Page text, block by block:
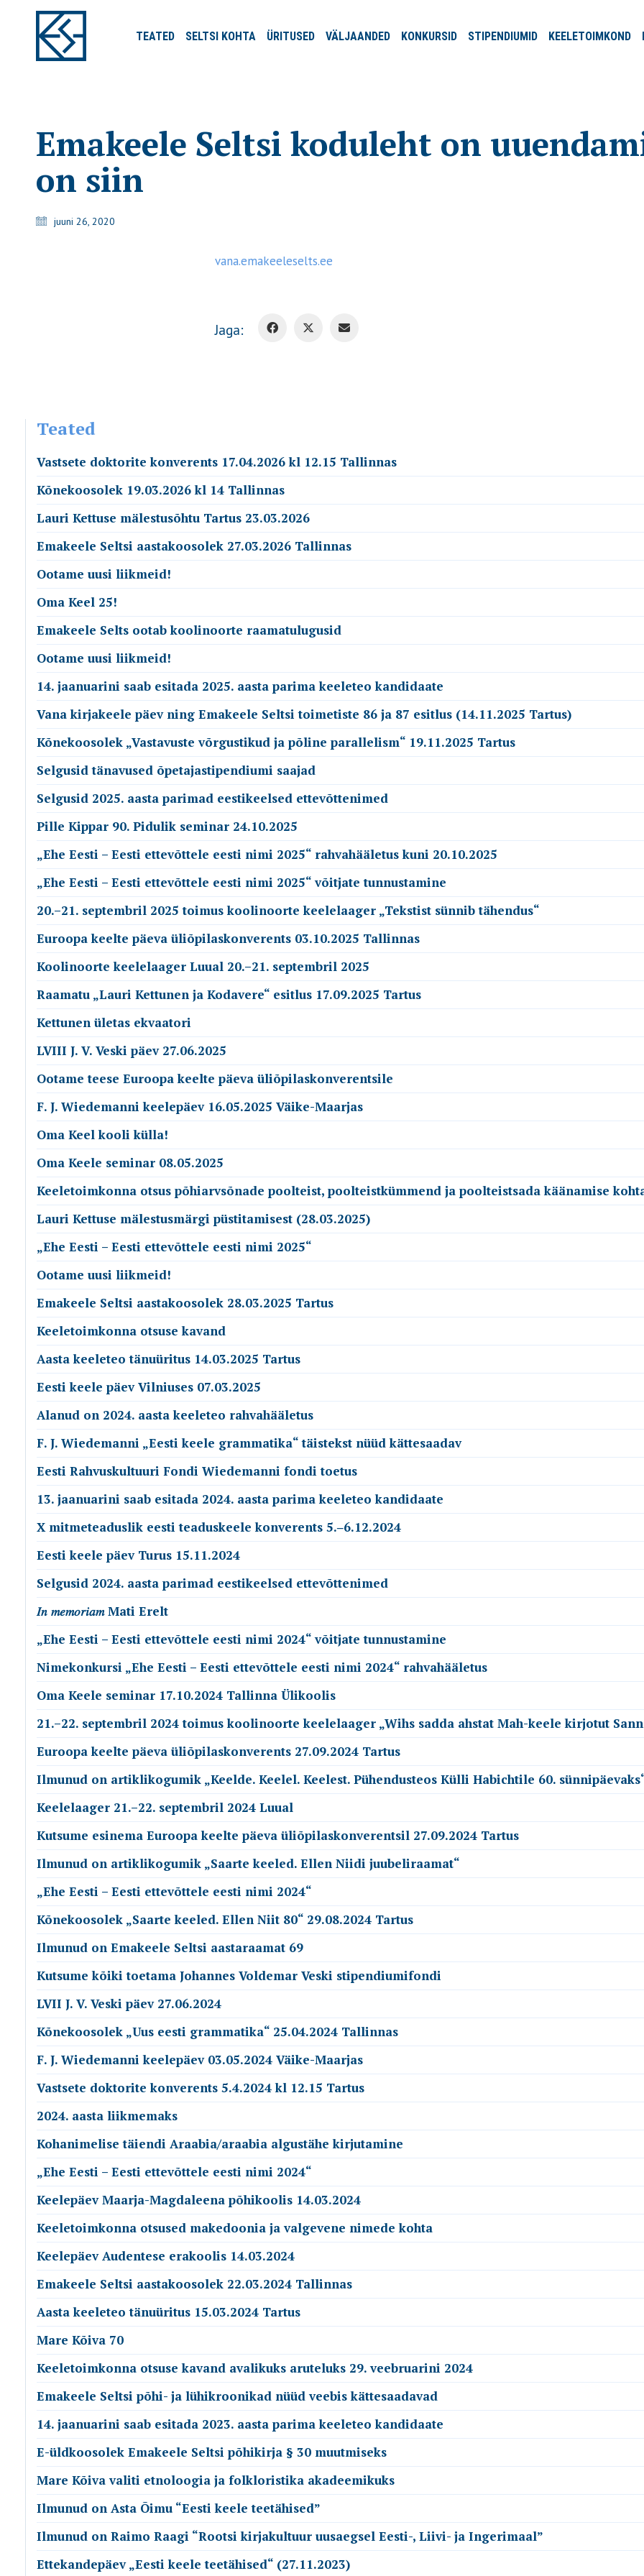
TEATED SELTSI KOHTA ÜRITUSED VÄLJAANDED KONKURSID STIPENDIUMID KEELETOIMKOND
Emakeele Seltsi koduleht on
on siin
juuni 26, 2020
vana.emakeeleselts.ee
Jaga:
Teated
Vastsete doktorite konverents 17.04.2026 kl 12.15 Tallinnas
Kõnekoosolek 19.03.2026 kl 14 Tallinnas
Lauri Kettuse mälestusõhtu Tartus 23.03.2026
Emakeele Seltsi aastakoosolek 27.03.2026 Tallinnas
Ootame uusi liikmeid!
Oma Keel 25!
Emakeele Selts ootab koolinoorte raamatulugusid
Ootame uusi liikmeid!
14. jaanuarini saab esitada 2025. aasta parima keeleteo kandidaate
Vana kirjakeele päev ning Emakeele Seltsi toimetiste 86 ja 87 esitlus (14.11.2025 Tartus)
Kõnekoosolek „Vastavuste võrgustikud ja põline parallelism“ 19.11.2025 Tartus
Selgusid tänavused õpetajastipendiumi saajad
Selgusid 2025. aasta parimad eestikeelsed ettevõttenimed
Pille Kippar 90. Pidulik seminar 24.10.2025
„Ehe Eesti – Eesti ettevõttele eesti nimi 2025“ rahvahääletus kuni 20.10.2025
„Ehe Eesti – Eesti ettevõttele eesti nimi 2025“ võitjate tunnustamine
20.–21. septembril 2025 toimus koolinoorte keelelaager „Tekstist sünnib tähendus“
Euroopa keelte päeva üliõpilaskonverents 03.10.2025 Tallinnas
Koolinoorte keelelaager Luual 20.–21. septembril 2025
Raamatu „Lauri Kettunen ja Kodavere“ esitlus 17.09.2025 Tartus
Kettunen ületas ekvaatori
LVIII J. V. Veski päev 27.06.2025
Ootame teese Euroopa keelte päeva üliõpilaskonverentsile
F. J. Wiedemanni keelepäev 16.05.2025 Väike-Maarjas
Oma Keel kooli külla!
Oma Keele seminar 08.05.2025
Keeletoimkonna otsus põhiarvsõnade poolteist, poolteistkümmend ja poolteistsada käänamise
Lauri Kettuse mälestusmärgi püstitamisest (28.03.2025)
„Ehe Eesti – Eesti ettevõttele eesti nimi 2025“
Ootame uusi liikmeid!
Emakeele Seltsi aastakoosolek 28.03.2025 Tartus
Keeletoimkonna otsuse kavand
Aasta keeleteo tänuüritus 14.03.2025 Tartus
Eesti keele päev Vilniuses 07.03.2025
Alanud on 2024. aasta keeleteo rahvahääletus
F. J. Wiedemanni „Eesti keele grammatika“ täistekst nüüd kättesaadav
Eesti Rahvuskultuuri Fondi Wiedemanni fondi toetus
13. jaanuarini saab esitada 2024. aasta parima keeleteo kandidaate
X mitmeteaduslik eesti teaduskeele konverents 5.‒6.12.2024
Eesti keele päev Turus 15.11.2024
Selgusid 2024. aasta parimad eestikeelsed ettevõttenimed
𝐼𝑛 𝑚𝑒𝑚𝑜𝑟𝑖𝑎𝑚 Mati Erelt
„Ehe Eesti – Eesti ettevõttele eesti nimi 2024“ võitjate tunnustamine
Nimekonkursi „Ehe Eesti – Eesti ettevõttele eesti nimi 2024“ rahvahääletus
Oma Keele seminar 17.10.2024 Tallinna Ülikoolis
21.–22. septembril 2024 toimus koolinoorte keelelaager „Wihs sadda ahstat Mah-keele kirjotut
Euroopa keelte päeva üliõpilaskonverents 27.09.2024 Tartus
Ilmunud on artiklikogumik „Keelde. Keelel. Keelest. Pühendusteos Külli Habichtile 60.
Keelelaager 21.–22. septembril 2024 Luual
Kutsume esinema Euroopa keelte päeva üliõpilaskonverentsil 27.09.2024 Tartus
Ilmunud on artiklikogumik „Saarte keeled. Ellen Niidi juubeliraamat“
„Ehe Eesti – Eesti ettevõttele eesti nimi 2024“
Kõnekoosolek „Saarte keeled. Ellen Niit 80“ 29.08.2024 Tartus
Ilmunud on Emakeele Seltsi aastaraamat 69
Kutsume kõiki toetama Johannes Voldemar Veski stipendiumifondi
LVII J. V. Veski päev 27.06.2024
Kõnekoosolek „Uus eesti grammatika“ 25.04.2024 Tallinnas
F. J. Wiedemanni keelepäev 03.05.2024 Väike-Maarjas
Vastsete doktorite konverents 5.4.2024 kl 12.15 Tartus
2024. aasta liikmemaks
Kohanimelise täiendi Araabia/araabia algustähe kirjutamine
„Ehe Eesti – Eesti ettevõttele eesti nimi 2024“
Keelepäev Maarja-Magdaleena põhikoolis 14.03.2024
Keeletoimkonna otsused makedoonia ja valgevene nimede kohta
Keelepäev Audentese erakoolis 14.03.2024
Emakeele Seltsi aastakoosolek 22.03.2024 Tallinnas
Aasta keeleteo tänuüritus 15.03.2024 Tartus
Mare Kõiva 70
Keeletoimkonna otsuse kavand avalikuks aruteluks 29. veebruarini 2024
Emakeele Seltsi põhi- ja lühikroonikad nüüd veebis kättesaadavad
14. jaanuarini saab esitada 2023. aasta parima keeleteo kandidaate
E-üldkoosolek Emakeele Seltsi põhikirja § 30 muutmiseks
Mare Kõiva valiti etnoloogia ja folkloristika akadeemikuks
Ilmunud on Asta Õimu “Eesti keele teetähised”
Ilmunud on Raimo Raagi “Rootsi kirjakultuur uusaegsel Eesti-, Liivi- ja Ingerimaal”
Ettekandepäev „Eesti keele teetähised“ (27.11.2023)